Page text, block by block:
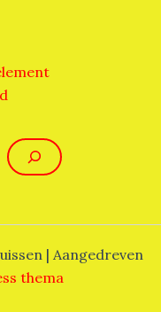
| Aangedreven
thema